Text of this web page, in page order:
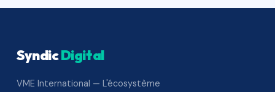
SyndicDigital
VME International — L'écosystème